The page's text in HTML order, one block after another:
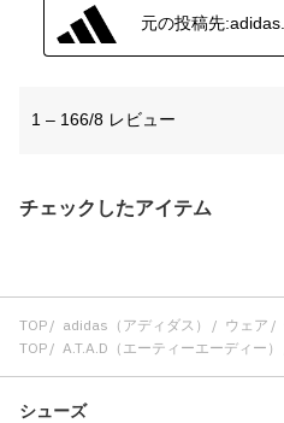
チェックしたアイテム
TOP adidas（アディダス） ウェア
TOP
A.T.A.D（エーティーエーディー）
シューズ